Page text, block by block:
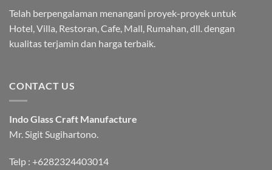
Telah berpengalaman menangani proyek-proyek untuk
Hotel, Villa, Restoran, Cafe, Mall, Rumahan, dll. dengan
kualitas terjamin dan harga terbaik.
CONTACT US
Indo Glass Craft Manufacture
Mr. Sigit Sugihartono.
Telp : +6282324403014